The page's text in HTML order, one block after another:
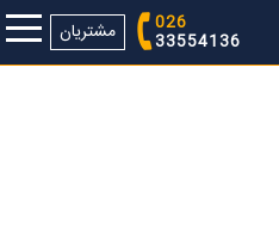
مشتریان 026
33554136